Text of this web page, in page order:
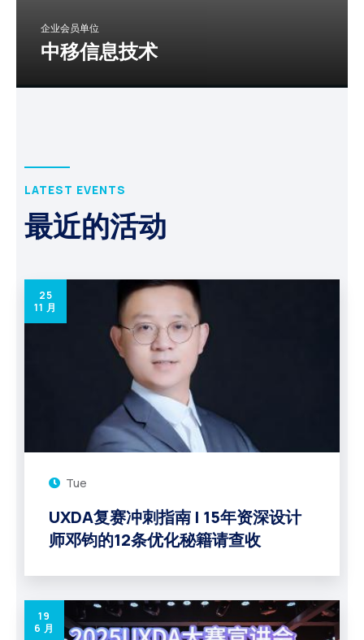
企业会员单位
中移信息技术
LATEST EVENTS
最近的活动
25
11 月
Tue
UXDA复赛冲刺指南 | 15年资深设计
师邓钧的12条优化秘籍请查收
19
6 月